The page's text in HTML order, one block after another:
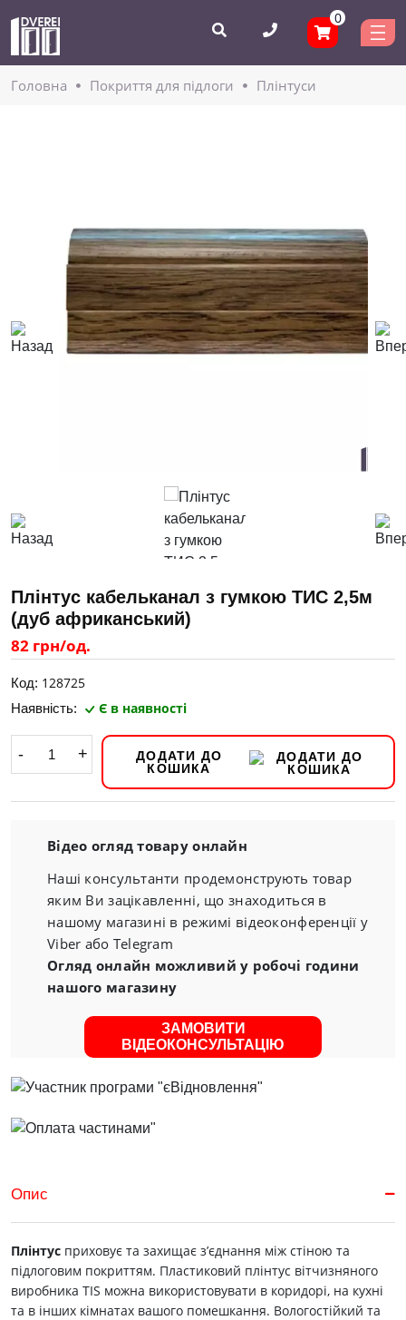
0
Головнa Покриття для підлоги Плінтуси
Плінтус кабельканал з гумкою ТИС 2,5м
(дуб африканський)
82 грн/од.
Код: 128725
Наявність: Є в наявності
- +
ДОДАТИ ДО
КОШИКА
Відео огляд товару онлайн
Наші консультанти продемонструють товар
яким Ви зацікавленні, що знаходиться в
нашому магазині в режимі відеоконференції у
Viber або Telegram
Огляд онлайн можливий у робочі години
нашого магазину
ЗАМОВИТИ
ВІДЕОКОНСУЛЬТАЦІЮ
Опис
Плінтус приховує та захищає з’єднання між стіною та
підлоговим покриттям. Пластиковий плінтус вітчизняного
виробника ТIS можна використовувати в коридорі, на кухні
та в інших кімнатах вашого помешкання. Вологостійкий та